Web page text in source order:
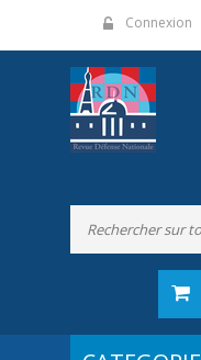
Connexion